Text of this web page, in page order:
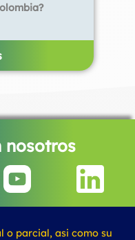
nosotros
o parcial, asi como su